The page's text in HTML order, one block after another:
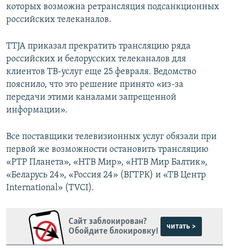
которых возможна ретрансляция подсанкционных
российских телеканалов.
TTJA приказал прекратить трансляцию ряда
российских и белорусских телеканалов для
клиентов ТВ-услуг еще 25 февраля. Ведомство
пояснило, что это решение принято «из-за
передачи этими каналами запрещенной
информации».
Все поставщики телевизионных услуг обязали при
первой же возможности остановить трансляцию
«РТР Планета», «НТВ Мир», «НТВ Мир Балтик»,
«Беларусь 24», «Россия 24» (ВГТРК) и «ТВ Центр
International» (TVCI).
Сайт заблокирован?
Обойдите блокировку!
читать >